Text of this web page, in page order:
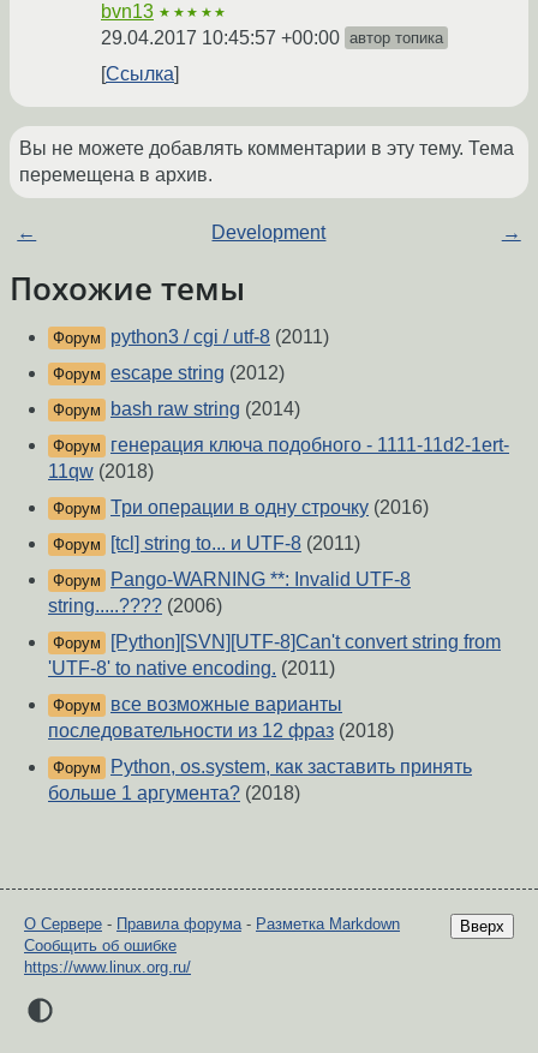
bvn13 ★★★★★
29.04.2017 10:45:57 +00:00 автор топика
Ссылка
Вы не можете добавлять комментарии в эту тему. Тема
перемещена в архив.
← Development →
Похожие темы
Форум python3 / cgi / utf-8 (2011)
Форум escape string (2012)
Форум bash raw string (2014)
Форум
генерация ключа подобного - 1111-11d2-1ert-
11qw (2018)
Форум Три операции в одну строчку (2016)
Форум [tcl] string to... и UTF-8 (2011)
Форум
Pango-WARNING **: Invalid UTF-8
string.....???? (2006)
Форум
[Python][SVN][UTF-8]Can't convert string from
'UTF-8' to native encoding. (2011)
Форум
все возможные варианты
последовательности из 12 фраз (2018)
Форум
Python, os.system, как заставить принять
больше 1 аргумента? (2018)
Вверх
О Сервере - Правила форума- Разметка Markdown
Сообщить об ошибке
https://www.linux.org.ru/